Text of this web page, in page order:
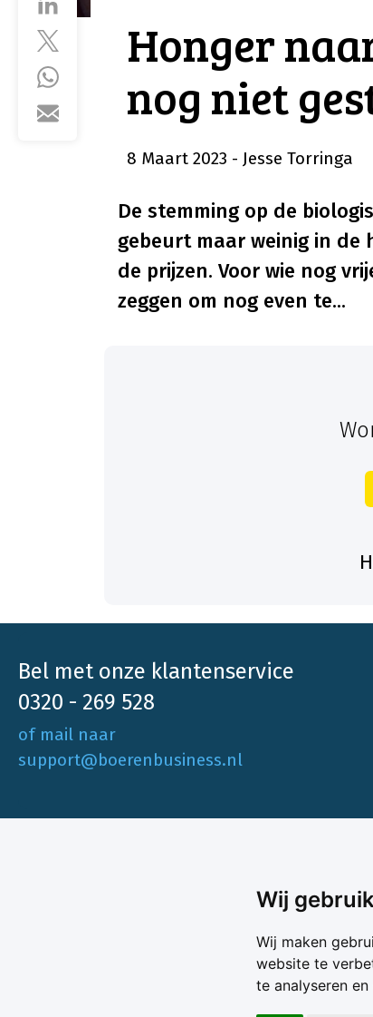
Wij
Wij maken
website te
te analyseren
Honger
nog niet
8 Maart 2023 - Jesse Torringa
De stemming op de
gebeurt maar weinig in de
de prijzen. Voor wie nog
zeggen om nog even te...
Bel met onze klantenservice
0320 - 269 528
of mail naar
support@boerenbusiness.nl
Boerenbusiness is je partner op het gebied
van onafhankelijke en betrouwbare
marktinformatie en -data. Elke dag opnieuw